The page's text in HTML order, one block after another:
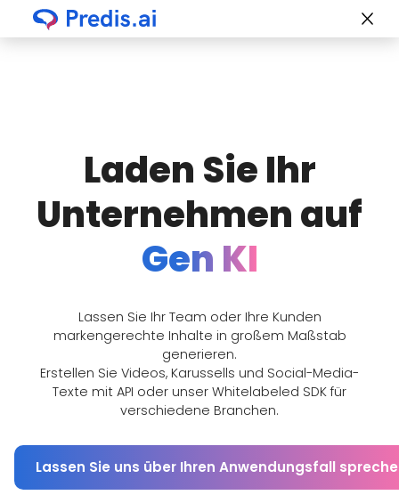
Laden Sie Ihr
Unternehmen auf
Gen KI
Lassen Sie Ihr Team oder Ihre Kunden
markengerechte Inhalte in großem Maßstab
generieren.
Erstellen Sie Videos, Karussells und Social-Media-
Texte mit API oder unser Whitelabeled SDK für
verschiedene Branchen.
Lassen Sie uns über Ihren Anwendungsfall